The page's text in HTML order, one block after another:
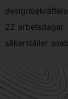
22
säkerställer